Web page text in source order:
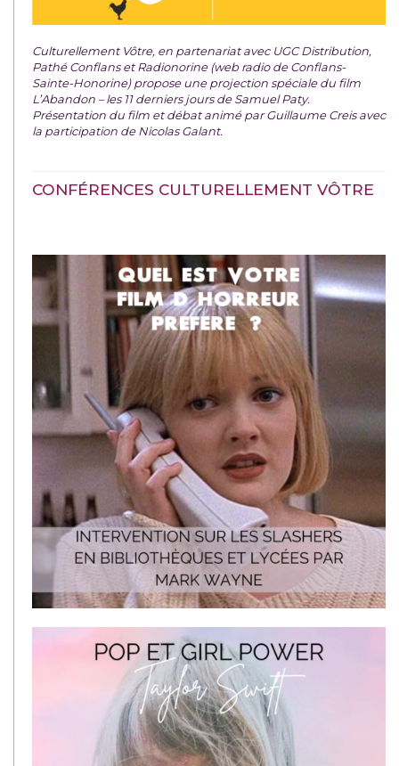
Culturellement Vôtre, en partenariat avec UGC Distribution,
Pathé Conflans et Radionorine (web radio de Conflans-
Sainte-Honorine) propose une projection spéciale du film
L’Abandon – les 11 derniers jours de Samuel Paty.
Présentation du film et débat animé par Guillaume Creis avec
la participation de Nicolas Galant.
CONFÉRENCES CULTURELLEMENT VÔTRE